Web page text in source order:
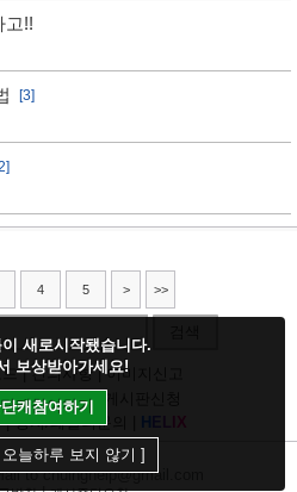
고!!
[3]
4 5 > >>
드|건의사항|이미지신고
|기타디비|
|정지/패널티문의 H
X
Communications.
to chuinghelp@gmail.com
새로시작됐습니다.
보상받아가세요!
캐참여하기
오늘하루 보지 않기 ]